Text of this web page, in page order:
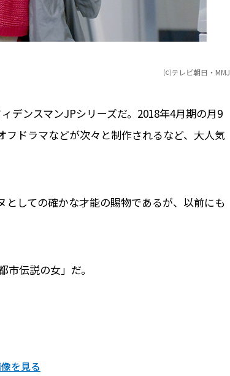
⒞テレビ朝日・MMJ
デンスマンJPシリーズだ。2018年4月期の月9
フドラマなどが次々と制作されるなど、大人気
しての確かな才能の賜物であるが、以前にも
伝説の女」だ。
を見る